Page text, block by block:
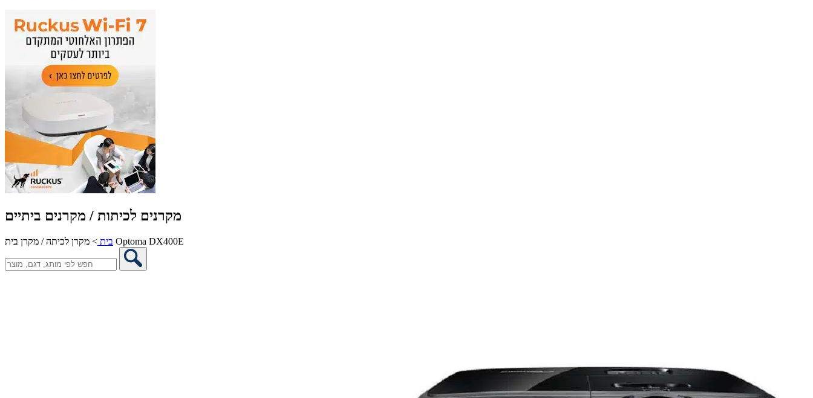
מקרנים לכיתות / מקרנים ביתיים
בית > מקרן לכיתה / מקרן בית Optoma DX400E